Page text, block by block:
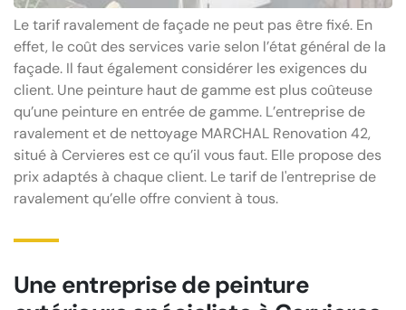
Le tarif ravalement de façade ne peut pas être fixé. En
effet, le coût des services varie selon l’état général de la
façade. Il faut également considérer les exigences du
client. Une peinture haut de gamme est plus coûteuse
qu’une peinture en entrée de gamme. L’entreprise de
ravalement et de nettoyage MARCHAL Renovation 42,
situé à Cervieres est ce qu’il vous faut. Elle propose des
prix adaptés à chaque client. Le tarif de l'entreprise de
ravalement qu’elle offre convient à tous.
Une entreprise de peinture